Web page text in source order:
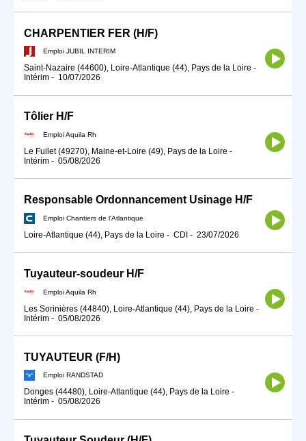
CHARPENTIER FER (H/F)
Emploi JUBIL INTERIM
Saint-Nazaire (44600), Loire-Atlantique (44), Pays de la Loire -
Intérim - 10/07/2026
Tôlier H/F
Emploi Aquila Rh
Le Fuilet (49270), Maine-et-Loire (49), Pays de la Loire -
Intérim - 05/08/2026
Responsable Ordonnancement Usinage H/F
Emploi Chantiers de l'Atlantique
Loire-Atlantique (44), Pays de la Loire - CDI - 23/07/2026
Tuyauteur-soudeur H/F
Emploi Aquila Rh
Les Sorinières (44840), Loire-Atlantique (44), Pays de la Loire -
Intérim - 05/08/2026
TUYAUTEUR (F/H)
Emploi RANDSTAD
Donges (44480), Loire-Atlantique (44), Pays de la Loire -
Intérim - 05/08/2026